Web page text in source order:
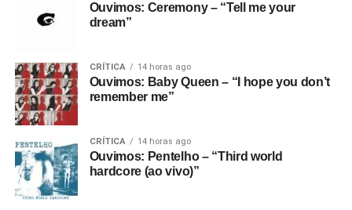
Ouvimos: Ceremony – “Tell me your
dream”
CRÍTICA 14 horas ago
Ouvimos: Baby Queen – “I hope you don’t
remember me”
CRÍTICA 14 horas ago
Ouvimos: Pentelho – “Third world
hardcore (ao vivo)”